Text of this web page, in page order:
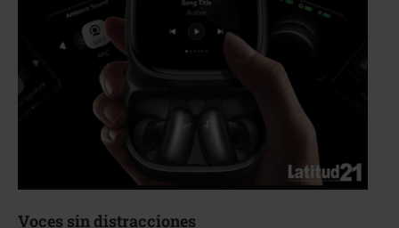
Voces sin distracciones